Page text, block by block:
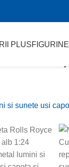
PLUSFIGURINE